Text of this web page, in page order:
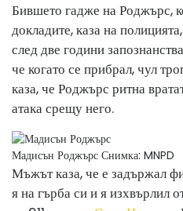
Бившето гадже на Роджърс,
докладите, каза на
след две години
че когато се прибрал, чул
каза, че Роджърс ритна
атака срещу него.
Мадисън Роджърс Снимка: MNPD
Мъжът каза, че е задържал
я на гърба си и я изхвърлил